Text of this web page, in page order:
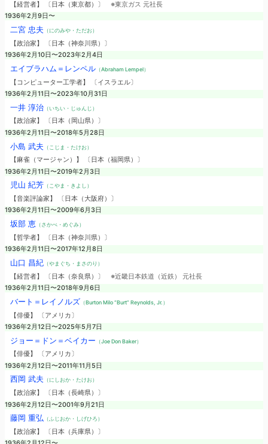
【経営者】 〔日本（東京都）〕 ※東京ガス 元社長
1936年2月9日〜
二宮 忠夫 （にのみや・ただお）
【政治家】 〔日本（神奈川県）〕
1936年2月10日〜2023年2月4日
エイブラハム＝レンペル（Abraham Lempel）
【コンピューター工学者】 〔イスラエル〕
1936年2月11日〜2023年10月31日
一井 淳治（いちい・じゅんじ）
【政治家】 〔日本（岡山県）〕
1936年2月11日〜2018年5月28日
小島 武夫 （こじま・たけお）
【麻雀（マージャン）】 〔日本（福岡県）〕
1936年2月11日〜2019年2月3日
児山 紀芳（こやま・きよし）
【音楽評論家】 〔日本（大阪府）〕
1936年2月11日〜2009年6月3日
坂部 恵 （さかべ・めぐみ）
【哲学者】 〔日本（神奈川県）〕
1936年2月11日〜2017年12月8日
山口 昌紀（やまぐち・まさのり）
【経営者】 〔日本（奈良県）〕 ※近畿日本鉄道（近鉄） 元社長
1936年2月11日〜2018年9月6日
バート＝レイノルズ （Burton Milo “Burt” Reynolds, Jr.）
【俳優】 〔アメリカ〕
1936年2月12日〜2025年5月7日
ジョー＝ドン＝ベイカー （Joe Don Baker）
【俳優】 〔アメリカ〕
1936年2月12日〜2011年11月5日
西岡 武夫 （にしおか・たけお）
【政治家】 〔日本（長崎県）〕
1936年2月12日〜2001年9月21日
藤岡 重弘（ふじおか・しげひろ）
【政治家】 〔日本（兵庫県）〕